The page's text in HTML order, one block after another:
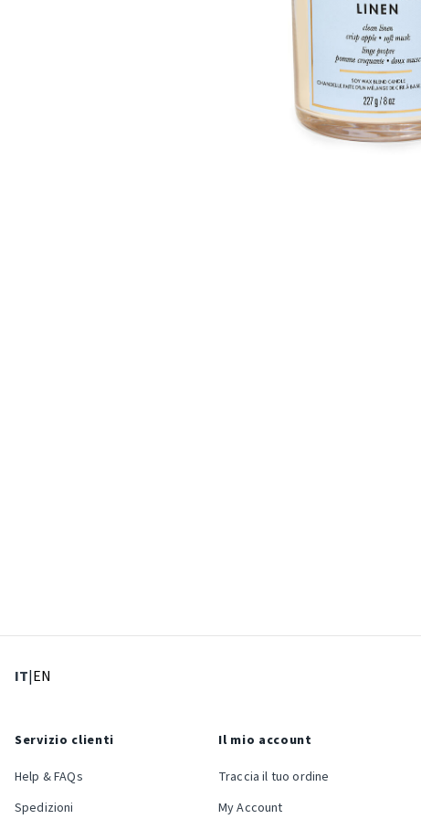
IT: Lingua corrente
|EN
Servizio clienti
Help & FAQs
Spedizioni
Il mio account
Traccia il tuo ordine
My Account